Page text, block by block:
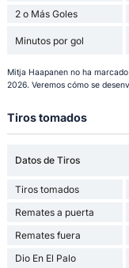
2 o Más Goles
Minutos por gol
Mitja Haapanen no ha
2026. Veremos cómo se
Tiros tomados
Datos de Tiros
Tiros tomados
Remates a puerta
Remates fuera
Dio En El Palo